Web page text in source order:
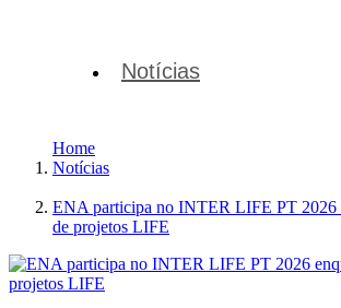
Notícias
Home
Notícias
ENA participa no INTER LIFE PT 2026
de projetos LIFE